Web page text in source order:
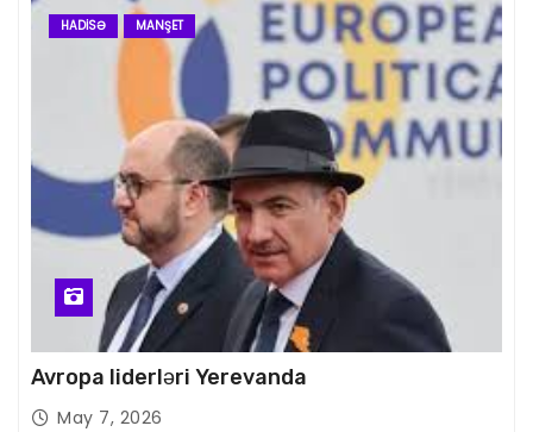
HADISƏ MANŞET
Avropa liderləri Yerevanda
May 7, 2026